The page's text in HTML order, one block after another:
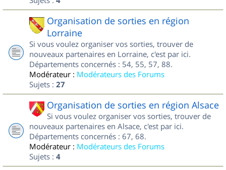
Organisation de sorties en région
Lorraine
Si vous voulez organiser vos sorties, trouver de
nouveaux partenaires en Lorraine, c'est par ici.
Départements concernés : 54, 55, 57, 88.
Modérateur : Modérateurs des Forums
Sujets : 27
Organisation de sorties en région Alsace
Si vous voulez organiser vos sorties, trouver de
nouveaux partenaires en Alsace, c'est par ici.
Départements concernés : 67, 68.
Modérateur : Modérateurs des Forums
Sujets : 4